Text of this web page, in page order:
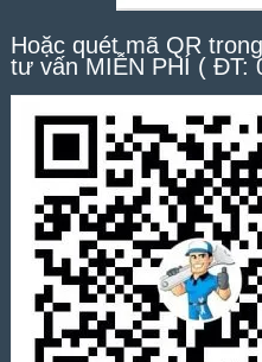
Hoặc quét mã QR
tư vấn MIỄN PHÍ ( ĐT: